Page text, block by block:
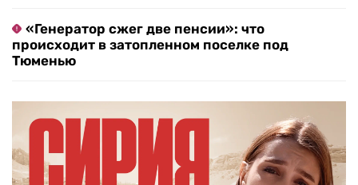
«Генератор сжег две пенсии»: что
происходит в затопленном поселке под
Тюменью